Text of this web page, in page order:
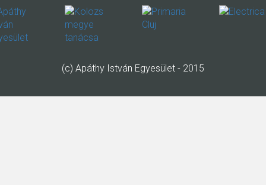
(c) Apáthy István Egyesület - 2015